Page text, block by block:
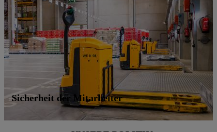
Sicherheit der Mitarbeiter